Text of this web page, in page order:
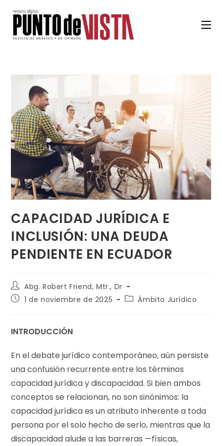
CAPACIDAD JURÍDICA E
INCLUSIÓN: UNA DEUDA
PENDIENTE EN ECUADOR
Abg. Robert Friend, Mtr., Dr
1 de noviembre de 2025
Ámbito Jurídico
INTRODUCCIÓN
En el debate jurídico contemporáneo, aún persiste
una confusión recurrente entre los términos
capacidad jurídica y discapacidad. Si bien ambos
conceptos se relacionan, no son sinónimos: la
capacidad jurídica es un atributo inherente a toda
persona por el solo hecho de serlo, mientras que la
discapacidad alude a las barreras —físicas,